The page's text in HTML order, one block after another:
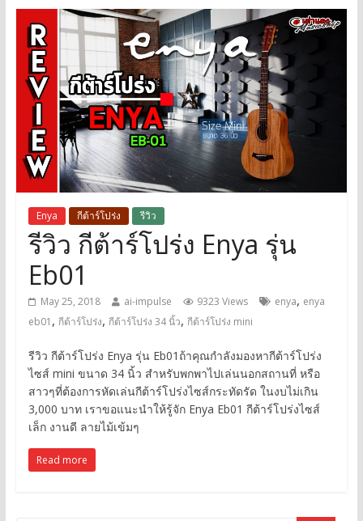
Enya กีต้าร์โปร่ง รีวิว
รีวิว กีต้าร์โปร่ง Enya รุ่น
Eb01
May 25, 2018 ai-impulse 9323 Views enya, enya
eb01 , กีต้าร์โปร่ง, กีต้าร์โปร่ง 34 นิ้ว, กีต้าร์โปร่ง mini
รีวิว กีต้าร์โปร่ง Enya รุ่น Eb01ถ้าคุณกำลังมองหากีต้าร์โปร่ง
ไซส์ mini ขนาด 34 นิ้ว สำหรับพกพาไปเล่นนอกสถานที่ หรือ
สาวๆที่ต้องการหัดเล่นกีต้าร์โปร่งไซส์กระทัดรัด ในงบไม่เกิน
3,000 บาท เราขอแนะนำให้รู้จัก Enya Eb01 กีต้าร์โปร่งไซส์
เล็ก งานดี ลายไม้เข้มๆ
Read more